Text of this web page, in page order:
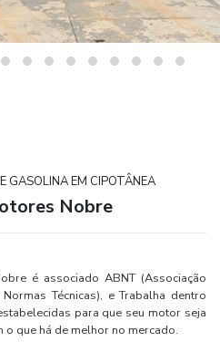
GASOLINA EM CIPOTÂNEA
Nobre
é associado ABNT (Associação
Técnicas), e Trabalha dentro
para que seu motor seja
o que há de melhor no mercado.